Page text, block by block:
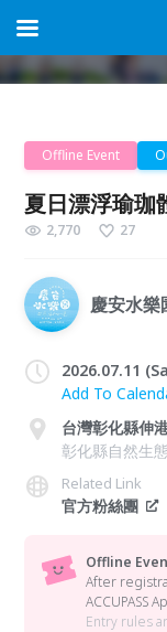
Offline Event
夏日漂浮瑜珈
2,770 27
慶安水樂
2026.07.11
Add To
台灣彰化縣伸
彰化縣自然生
Related Link
官方粉絲團
Offline
After
ACCUPASS
Entry rules